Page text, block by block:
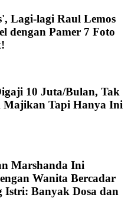
Lagi-lagi Raul Lemos
dengan Pamer 7 Foto
10 Juta/Bulan, Tak
Majikan Tapi Hanya Ini
Marshanda Ini
Wanita Bercadar
Istri: Banyak Dosa dan